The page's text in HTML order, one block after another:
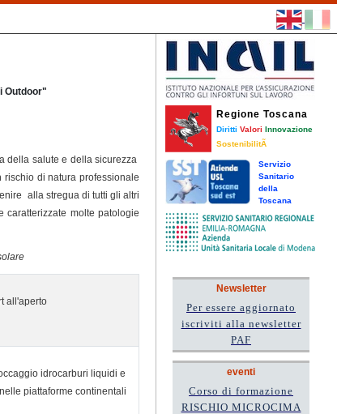
Outdoor"
della salute e della sicurezza
di natura professionale
alla stregua di tutti gli altri
molte patologie
all'aperto
idrocarburi liquidi e
piattaforme continentali
Regione Toscana
Diritti Valori Innovazione
SostenibilitÃ
Servizio
Sanitario
della
Toscana
Newsletter
Per essere aggiornato
iscriviti alla newsletter
PAF
eventi
Corso di formazione
RISCHIO MICROCIMA